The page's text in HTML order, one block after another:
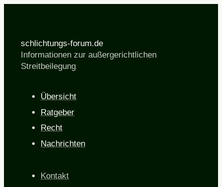
schlichtungs-forum.de
Informationen zur außergerichtlichen
Streitbeilegung
Übersicht
Ratgeber
Recht
Nachrichten
Kontakt